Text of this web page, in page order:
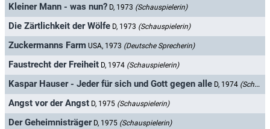
Kleiner Mann - was nun? D, 1973 (Schauspielerin)
Die Zärtlichkeit der Wölfe D, 1973 (Schauspielerin)
Zuckermanns Farm USA, 1973 (Deutsche Sprecherin)
Faustrecht der Freiheit D, 1974 (Schauspielerin)
Kaspar Hauser - Jeder für sich und Gott gegen alle D, 1974 (Schauspielerin)
Angst vor der Angst D, 1975 (Schauspielerin)
Der Geheimnisträger D, 1975 (Schauspielerin)